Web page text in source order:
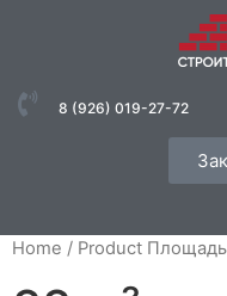
8 (926) 019-27-72
Home / Product